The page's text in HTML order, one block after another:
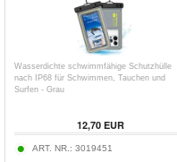
Wasserdichte schwimmfähige Schutzhülle
nach IP68 für Schwimmen, Tauchen und
Surfen - Grau
12,70EUR
ART. NR.: 3019451